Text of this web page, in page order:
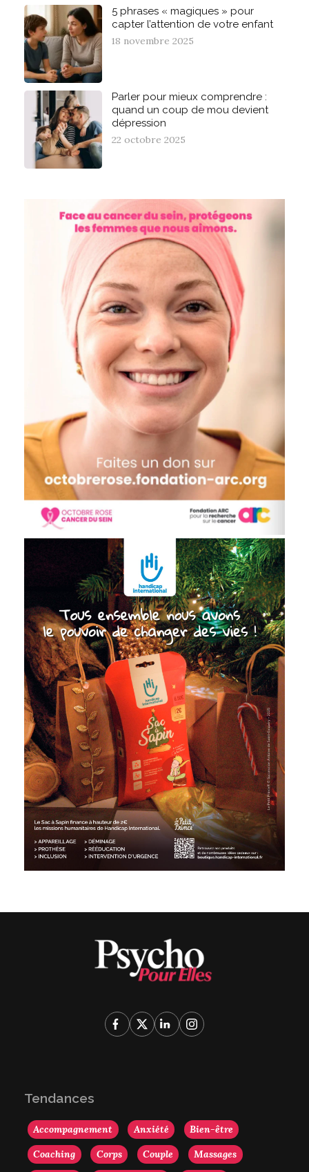
5 phrases « magiques » pour
capter l’attention de votre enfant
18 novembre 2025
Parler pour mieux comprendre :
quand un coup de mou devient
dépression
22 octobre 2025
Tendances
Accompagnement Anxiété
Bien-être
Coaching
Corps Couple Massages